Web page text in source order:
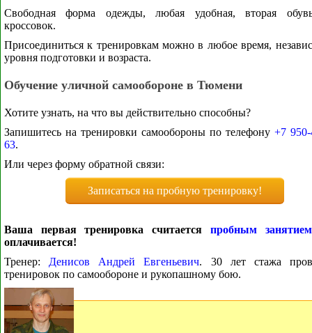
Свободная форма одежды, любая удобная, вторая
кроссовок.
Присоединиться к тренировкам можно в любое время,
уровня подготовки и возраста.
Обучение уличной самообороне в Тюмени
Хотите узнать, на что вы действительно способны?
Запишитесь на тренировки самообороны по телефону +7
63.
Или через форму обратной связи:
Записаться на пробную тренировку!
Ваша первая тренировка считается пробным занятием
оплачивается!
Тренер: Денисов Андрей Евгеньевич. 30 лет стажа
тренировок по самообороне и рукопашному бою.